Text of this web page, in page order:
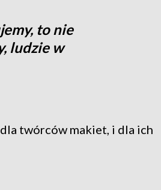
to nie
ludzie w
twórców makiet, i dla ich